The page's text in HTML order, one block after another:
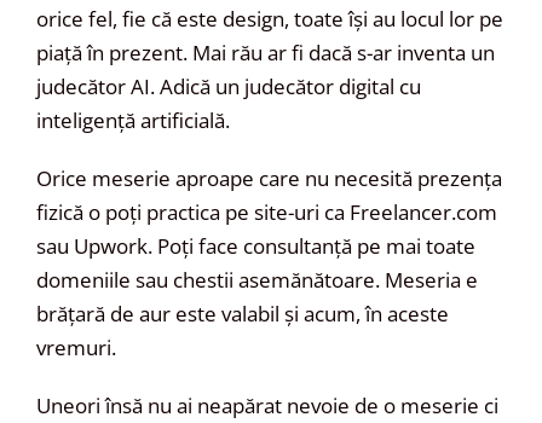
orice fel, fie că este design, toate își au locul lor pe
piață în prezent. Mai rău ar fi dacă s-ar inventa un
judecător AI. Adică un judecător digital cu
inteligență artificială.
Orice meserie aproape care nu necesită prezența
fizică o poți practica pe site-uri ca Freelancer.com
sau Upwork. Poți face consultanță pe mai toate
domeniile sau chestii asemănătoare. Meseria e
brățară de aur este valabil și acum, în aceste
vremuri.
Uneori însă nu ai neapărat nevoie de o meserie ci